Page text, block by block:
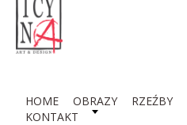
HOME OBRAZY RZEŹBY
KONTAKT